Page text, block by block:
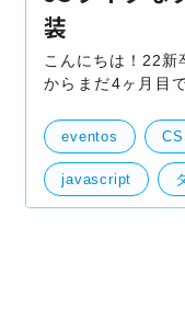
装
こんにちは！22新
からまだ4ヶ月目
ご紹介したいのは
eventos
javascript